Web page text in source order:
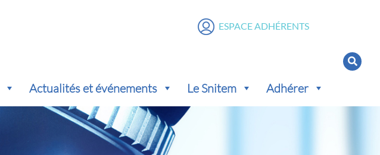
Actualités et événements Le Snitem Adhérer
ESPACE ADHÉRENTS